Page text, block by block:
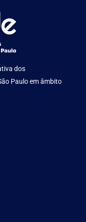
dos
Paulo em âmbito